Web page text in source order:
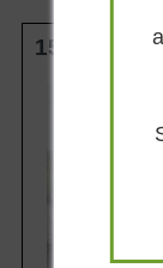
150-175